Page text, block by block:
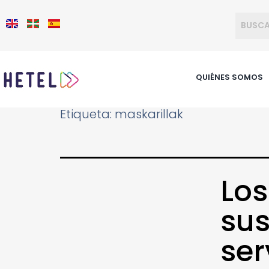
QUIÉNES SOMOS
Etiqueta: maskarillak